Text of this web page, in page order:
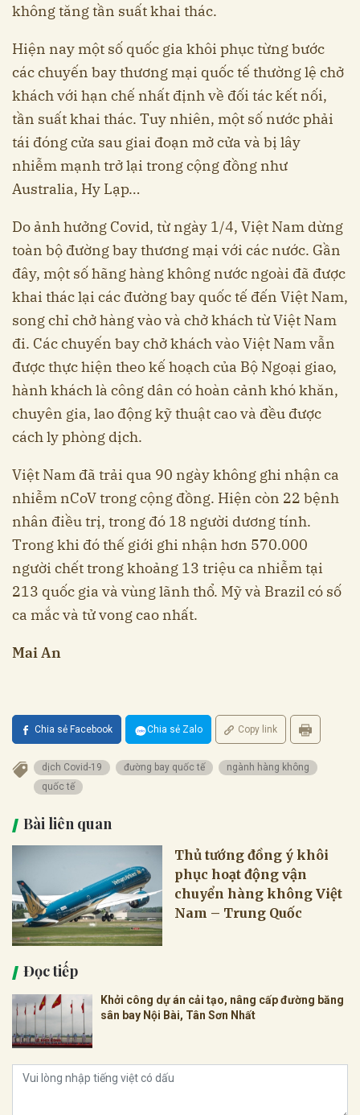
không tăng tần suất khai thác.
Hiện nay một số quốc gia khôi phục từng bước
các chuyến bay thương mại quốc tế thường lệ chở
khách với hạn chế nhất định về đối tác kết nối,
tần suất khai thác. Tuy nhiên, một số nước phải
tái đóng cửa sau giai đoạn mở cửa và bị lây
nhiễm mạnh trở lại trong cộng đồng như
Australia, Hy Lạp…
Do ảnh hưởng Covid, từ ngày 1/4, Việt Nam dừng
toàn bộ đường bay thương mại với các nước. Gần
đây, một số hãng hàng không nước ngoài đã được
khai thác lại các đường bay quốc tế đến Việt Nam,
song chỉ chở hàng vào và chở khách từ Việt Nam
đi. Các chuyến bay chở khách vào Việt Nam vẫn
được thực hiện theo kế hoạch của Bộ Ngoại giao,
hành khách là công dân có hoàn cảnh khó khăn,
chuyên gia, lao động kỹ thuật cao và đều được
cách ly phòng dịch.
Việt Nam đã trải qua 90 ngày không ghi nhận ca
nhiễm nCoV trong cộng đồng. Hiện còn 22 bệnh
nhân điều trị, trong đó 18 người dương tính.
Trong khi đó thế giới ghi nhận hơn 570.000
người chết trong khoảng 13 triệu ca nhiễm tại
213 quốc gia và vùng lãnh thổ. Mỹ và Brazil có số
ca mắc và tử vong cao nhất.
Mai An
Chia sẻ Facebook Chia sẻ Zalo Copy link
dịch Covid-19 đường bay quốc tế
ngành hàng không
quốc tế
Bài liên quan
Thủ tướng đồng ý khôi
phục hoạt động vận
chuyển hàng không Việt
Nam – Trung Quốc
Đọc tiếp
Khởi công dự án cải tạo, nâng cấp đường băng
sân bay Nội Bài, Tân Sơn Nhất